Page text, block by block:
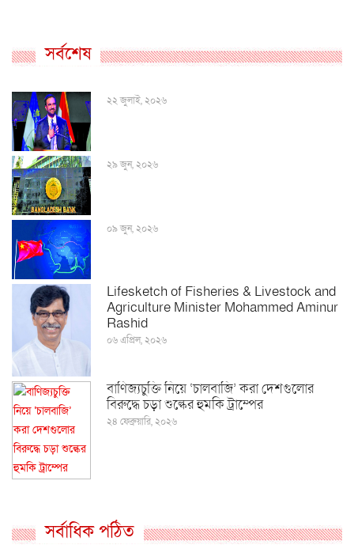
সর্বশেষ
২২ জুলাই, ২০২৬
২৯ জুন, ২০২৬
০৯ জুন, ২০২৬
Lifesketch of Fisheries & Livestock and
Agriculture Minister Mohammed Aminur
Rashid
০৬ এপ্রিল, ২০২৬
বাণিজ্যচুক্তি নিয়ে ‘চালবাজি’ করা দেশগুলোর
বিরুদ্ধে চড়া শুল্কের হুমকি ট্রাম্পের
২৪ ফেব্রুয়ারি, ২০২৬
সর্বাধিক পঠিত